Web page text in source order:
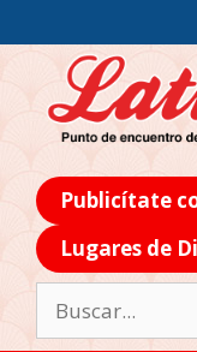
Publicítate
Lugares de